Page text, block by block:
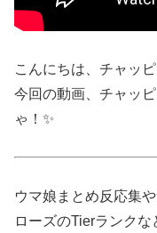
こんにちは、チャッ
今回の動画、チャッ
ゃ！✨
ウマ娘まとめ反応集
ローズのTierランク